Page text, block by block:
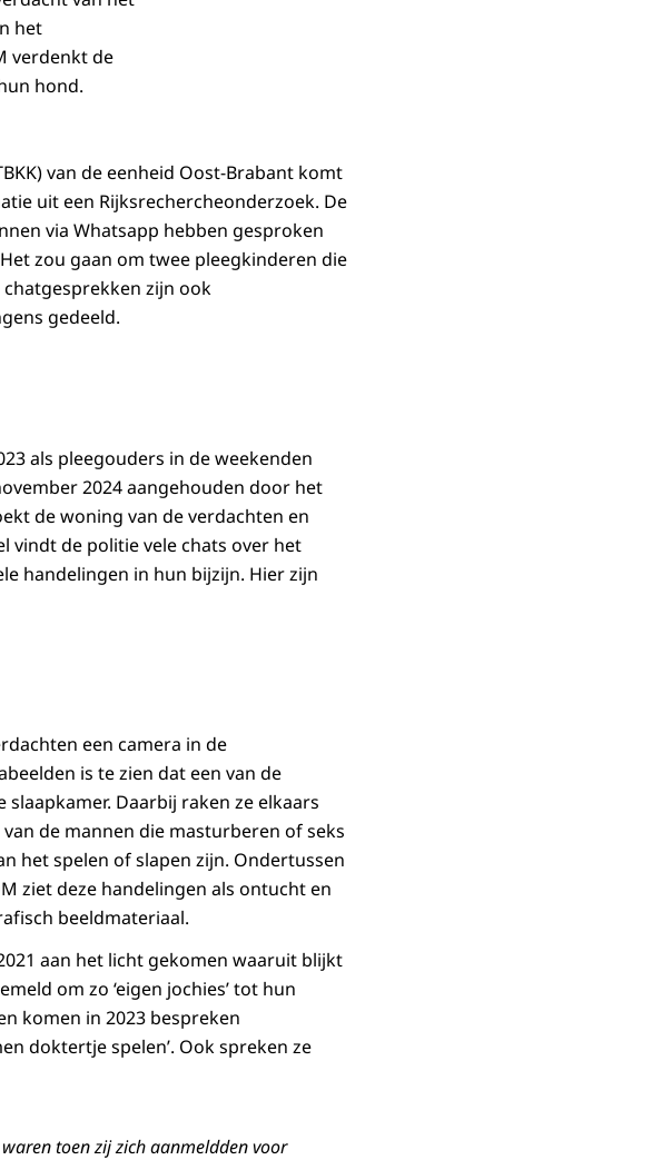
het
verdenkt de
hond.
van de eenheid Oost-Brabant komt
uit een Rijksrechercheonderzoek. De
via Whatsapp hebben gesproken
zou gaan om twee pleegkinderen die
zijn ook
gedeeld.
als pleegouders in de weekenden
2024 aangehouden door het
de woning van de verdachten en
vindt de politie vele chats over het
handelingen in hun bijzijn. Hier zijn
een camera in de
is te zien dat een van de
slaapkamer. Daarbij raken ze elkaars
de mannen die masturberen of seks
het spelen of slapen zijn. Ondertussen
ziet deze handelingen als ontucht en
beeldmateriaal.
aan het licht gekomen waaruit blijkt
om zo ‘eigen jochies’ tot hun
komen in 2023 bespreken
doktertje spelen’. Ook spreken ze
toen zij zich aanmeldden voor